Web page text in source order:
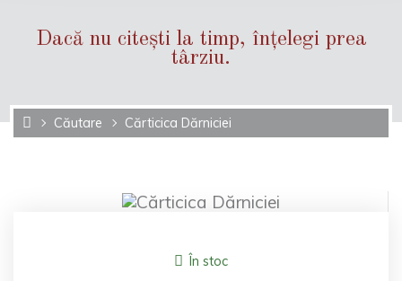
Dacă nu citești la timp, înțelegi prea
târziu.
Căutare Cărticica Dărniciei
În stoc